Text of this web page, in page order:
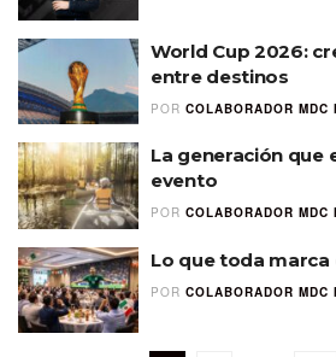
World Cup 2026:
entre destinos
POR COLABORADOR MDC
La generación que
evento
POR COLABORADOR MDC
Lo que toda marca
POR COLABORADOR MDC